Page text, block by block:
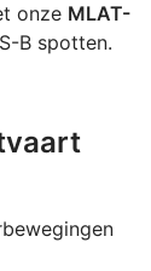
onze MLAT-
B spotten.